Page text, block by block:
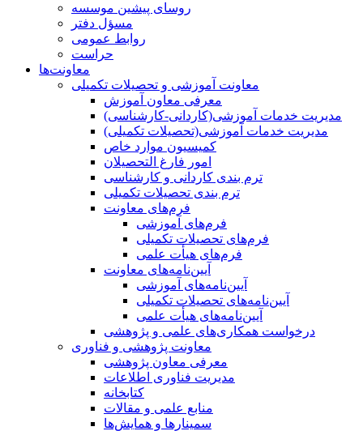
روسای پیشین موسسه
مسؤل دفتر
روابط عمومی
حراست
معاونت‌ها
معاونت آموزشی و تحصیلات تکمیلی
معرفی معاون آموزش
مدیریت خدمات آموزشی(کاردانی-کارشناسی)
مدیریت خدمات آموزشی(تحصیلات تکمیلی)
کمیسیون موارد خاص
امور فارغ التحصیلان
ترم بندی کاردانی و کارشناسی
ترم بندی تحصیلات تکمیلی
فرم‌های معاونت
فرم‌های آموزشی
فرم‌های تحصیلات تکمیلی
فرم‌های هیأت علمی
آیین‌نامه‌های معاونت
آیین‌نامه‌های آموزشی
آیین‌نامه‌های تحصیلات تکمیلی
آیین‌نامه‌های هیأت علمی
درخواست همکاری‌های علمی و پژوهشی
معاونت پژوهشی و فناوری
معرفی معاون پژوهشی
مدیریت فناوری اطلاعات
کتابخانه
منابع علمی و مقالات
سمینارها و همایش‌ها